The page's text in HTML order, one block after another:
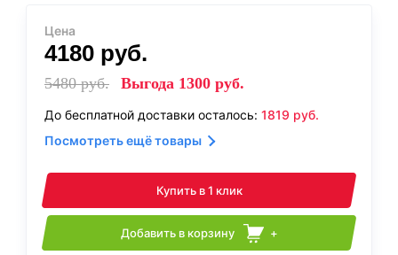
Цена
4180 руб.
5480руб. Выгода 1300 руб.
До бесплатной доставки осталось: 1819 руб.
Посмотреть ещё товары
Купить в 1 клик
Добавить в корзину +